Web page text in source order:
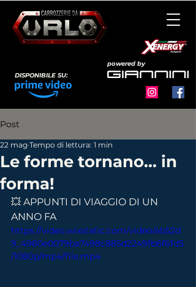
powered by
DISPONIBILE SU:
Post
Le forme tornano... in
forma!
22 mag Tempo di lettura: 1 min
💥 APPUNTI DI VIAGGIO DI UN
ANNO FA
https://video.wixstatic.com/video/ab52d
9_4980e0079ba7498c885d2249fb6f6fd5
/1080p/mp4/file.mp4